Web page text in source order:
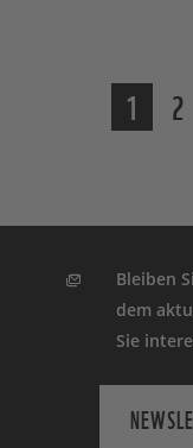
1 2
Bleiben
dem
Sie